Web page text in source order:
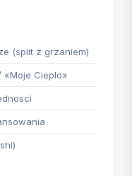
(split z grzaniem)
Cieplo»